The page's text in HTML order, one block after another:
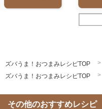
ズバうま！おつまみレシピTOP
ズバうま！おつまみレシピTOP
その他のおすすめレシピ